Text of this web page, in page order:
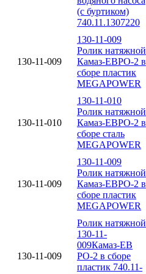
(с буртиком)
740.11.1307220
130-11-009
130-11-009
Ролик натяжной
Камаз-ЕВРО-2 в
сборе пластик
MEGAPOWER
130-11-010
130-11-010
Ролик натяжной
Камаз-ЕВРО-2 в
сборе сталь
MEGAPOWER
130-11-009
130-11-009
Ролик натяжной
Камаз-ЕВРО-2 в
сборе пластик
MEGAPOWER
130-11-009
Ролик натяжной
130-11-
009Камаз-ЕВ
РО-2 в сборе
пластик 740.11-